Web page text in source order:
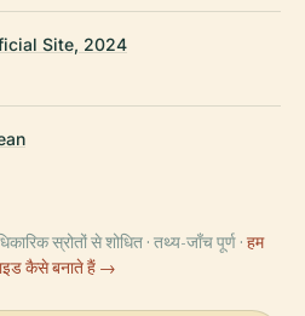
Site, 2024
स्रोतों से शोधित · तथ्य-जाँच पूर्ण · हम
कैसे बनाते हैं →